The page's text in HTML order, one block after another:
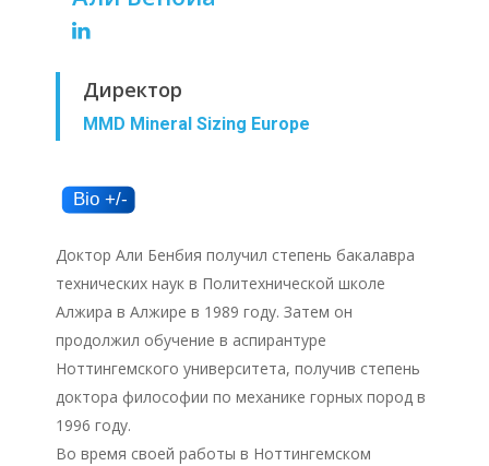
Директор
MMD Mineral Sizing Europe
Доктор Али Бенбия получил степень бакалавра
технических наук в Политехнической школе
Алжира в Алжире в 1989 году. Затем он
продолжил обучение в аспирантуре
Ноттингемского университета, получив степень
доктора философии по механике горных пород в
1996 году.
Во время своей работы в Ноттингемском